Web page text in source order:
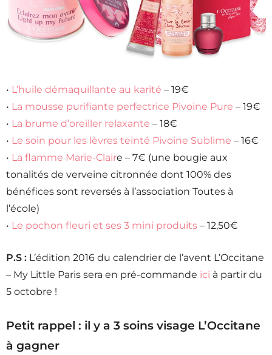
• L’huile démaquillante au karité – 19€
• La mousse purifiante perfectrice Pivoine Pure – 19€
• La brume d’oreiller relaxante – 18€
• Le soin pour les lèvres teinté Pivoine Sublime – 16€
• La flamme Marie-Claire – 7€ (une bougie aux
tonalités de verveine citronnée dont 100% des
bénéfices sont reversés à l’association Toutes à
l’école)
• Le pochon fleuri et ses 3 mini produits – 12,50€
P.S : L’édition 2016 du calendrier de l’avent L’Occitane
– My Little Paris sera en pré-commande ici à partir du
5 octobre !
Petit rappel : il y a 3 soins visage L’Occitane
à gagner